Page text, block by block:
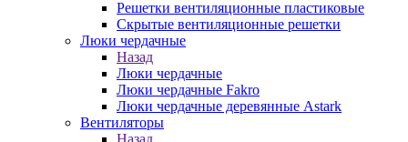
Решетки вентиляционные пластиковые
Скрытые вентиляционные решетки
Люки чердачные
Назад
Люки чердачные
Люки чердачные Fakro
Люки чердачные деревянные Astark
Вентиляторы
Назад